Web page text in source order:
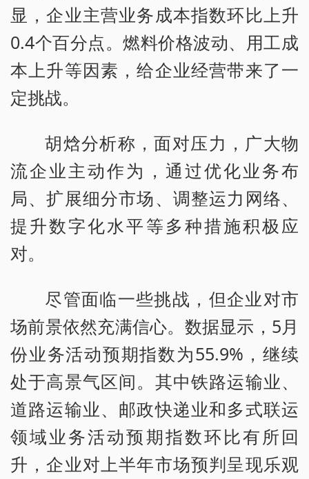
显，企业主营业务成本指数环比上升
0.4个百分点。燃料价格波动、用工成
本上升等因素，给企业经营带来了一
定挑战。
胡焓分析称，面对压力，广大物
流企业主动作为，通过优化业务布
局、扩展细分市场、调整运力网络、
提升数字化水平等多种措施积极应
对。
尽管面临一些挑战，但企业对市
场前景依然充满信心。数据显示，5月
份业务活动预期指数为55.9%，继续
处于高景气区间。其中铁路运输业、
道路运输业、邮政快递业和多式联运
领域业务活动预期指数环比有所回
升，企业对上半年市场预判呈现乐观